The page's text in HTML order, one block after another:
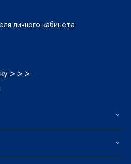
личного кабинета
> > >